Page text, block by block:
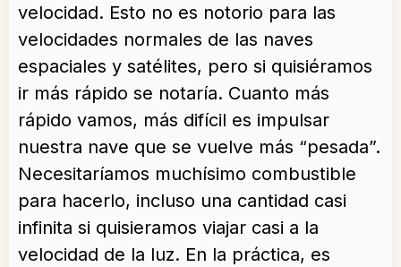
velocidad. Esto no es notorio para las
velocidades normales de las naves
espaciales y satélites, pero si quisiéramos
ir más rápido se notaría. Cuanto más
rápido vamos, más difícil es impulsar
nuestra nave que se vuelve más “pesada”.
Necesitaríamos muchísimo combustible
para hacerlo, incluso una cantidad casi
infinita si quisieramos viajar casi a la
velocidad de la luz. En la práctica, es